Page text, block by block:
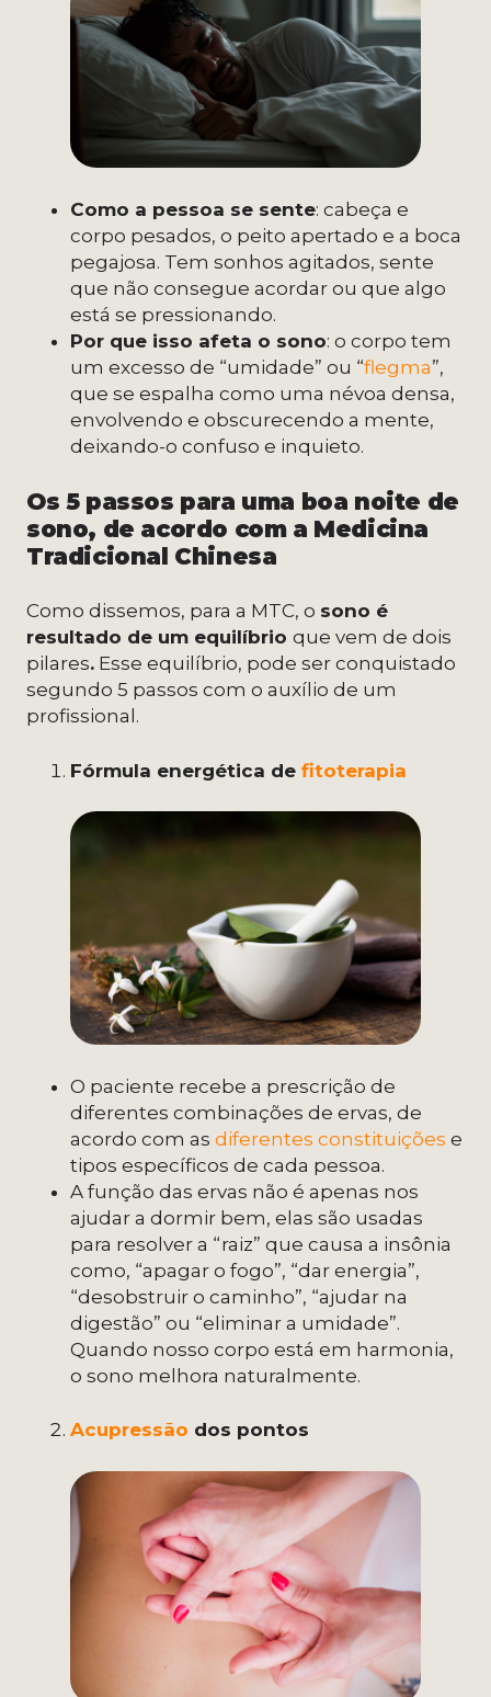
Como a pessoa se sente: cabeça e
corpo pesados, o peito apertado e a boca
pegajosa. Tem sonhos agitados, sente
que não consegue acordar ou que algo
está se pressionando.
Por que isso afeta o sono: o corpo tem
um excesso de “umidade” ou “flegma”,
que se espalha como uma névoa densa,
envolvendo e obscurecendo a mente,
deixando-o confuso e inquieto.
Os 5 passos para uma boa noite de
sono, de acordo com a Medicina
Tradicional Chinesa
Como dissemos, para a MTC, o sono é
resultado de um equilíbrio que vem de dois
pilares. Esse equilíbrio, pode ser conquistado
segundo 5 passos com o auxílio de um
profissional.
Fórmula energética de fitoterapia
O paciente recebe a prescrição de
diferentes combinações de ervas, de
acordo com as diferentes constituições e
tipos específicos de cada pessoa.
A função das ervas não é apenas nos
ajudar a dormir bem, elas são usadas
para resolver a “raiz” que causa a insônia
como, “apagar o fogo”, “dar energia”,
“desobstruir o caminho”, “ajudar na
digestão” ou “eliminar a umidade”.
Quando nosso corpo está em harmonia,
o sono melhora naturalmente.
Acupressão dos pontos